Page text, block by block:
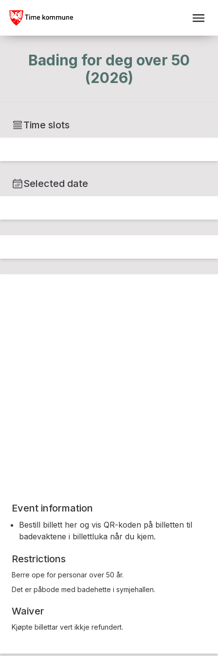
Bading for deg over 50
(2026)
Time slots
Selected date
Event information
Bestill billett her og vis QR-koden på billetten til
badevaktene i billettluka når du kjem.
Restrictions
Berre ope for personar over 50 år.
Det er påbode med badehette i symjehallen.
Waiver
Kjøpte billettar vert ikkje refundert.